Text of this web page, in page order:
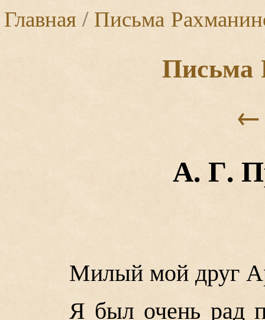
Главная/Письма
Письма
←
А. Г.
Милый мой друг
Я был очень рад